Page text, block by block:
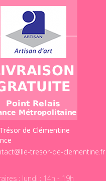
de Clémentine
tresor-de-clementine.fr
: lundi : 14h - 19h